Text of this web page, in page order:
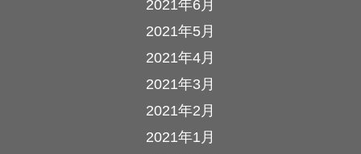
2021年6月
2021年5月
2021年4月
2021年3月
2021年2月
2021年1月